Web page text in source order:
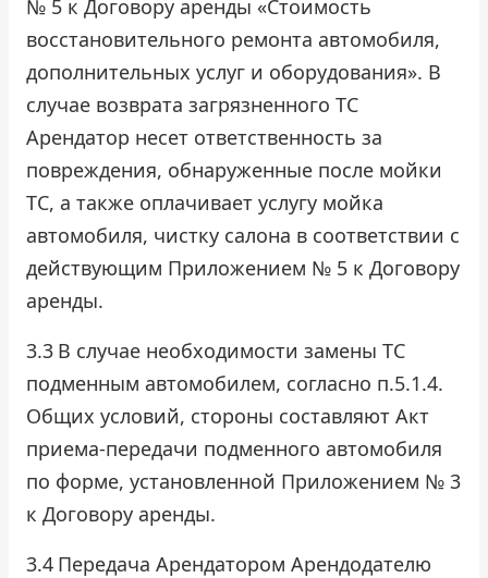
№ 5 к Договору аренды «Стоимость
восстановительного ремонта автомобиля,
дополнительных услуг и оборудования». В
случае возврата загрязненного ТС
Арендатор несет ответственность за
повреждения, обнаруженные после мойки
ТС, а также оплачивает услугу мойка
автомобиля, чистку салона в соответствии с
действующим Приложением № 5 к Договору
аренды.
3.3 В случае необходимости замены ТС
подменным автомобилем, согласно п.5.1.4.
Общих условий, стороны составляют Акт
приема-передачи подменного автомобиля
по форме, установленной Приложением № 3
к Договору аренды.
3.4 Передача Арендатором Арендодателю